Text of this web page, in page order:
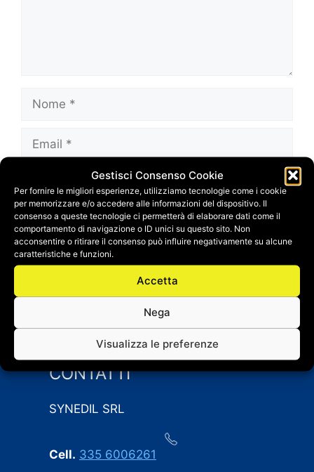
Gestisci Consenso Cookie
Per fornire le migliori esperienze, utilizziamo tecnologie come i cookie
per memorizzare e/o accedere alle informazioni del dispositivo. Il
consenso a queste tecnologie ci permetterà di elaborare dati come il
comportamento di navigazione o ID unici su questo sito. Non
acconsentire o ritirare il consenso può influire negativamente su alcune
caratteristiche e funzioni.
Accetta
Nega
Visualizza le preferenze
Nome
Email
web
Salva il mio nome, email e sito web in questo
browser per la prossima volta che
commento.
CONTATTI
SYNEDIL SRL
Cell. 335 6006261